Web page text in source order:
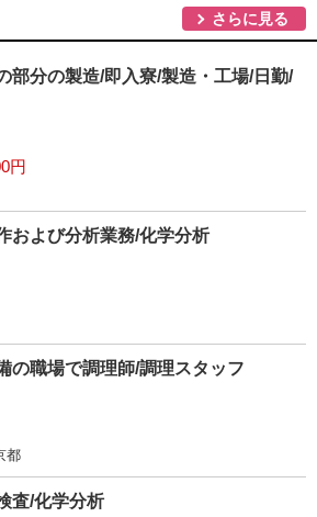
さらに見る
部分の製造/即入寮/製造・工場/日勤/
円
および分析業務/化学分析
の職場で調理師/調理スタッフ
都
査/化学分析